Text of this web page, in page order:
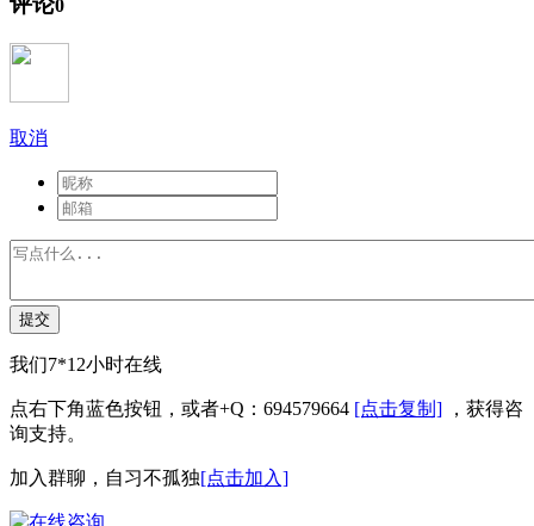
0
取消
提交
我们7*12小时在线
点右下角蓝色按钮，或者+Q：694579664 [点击复制] ，获得咨
询支持。
加入群聊，自习不孤独[点击加入]